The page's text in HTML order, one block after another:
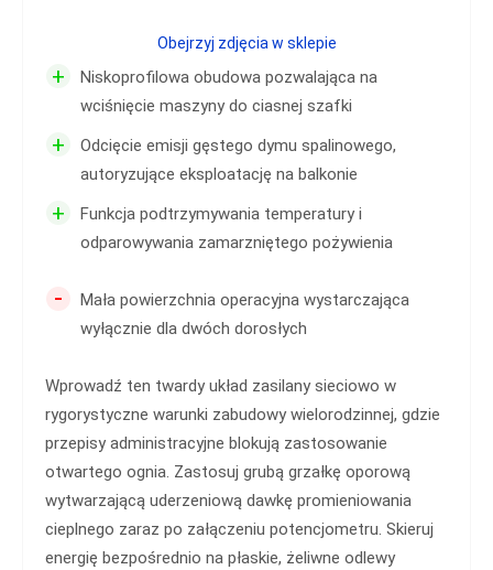
+
Niskoprofilowa obudowa pozwalająca na
wciśnięcie maszyny do ciasnej szafki
+
Odcięcie emisji gęstego dymu spalinowego,
autoryzujące eksploatację na balkonie
+
Funkcja podtrzymywania temperatury i
odparowywania zamarzniętego pożywienia
-
Mała powierzchnia operacyjna wystarczająca
wyłącznie dla dwóch dorosłych
Wprowadź ten twardy układ zasilany sieciowo w
rygorystyczne warunki zabudowy wielorodzinnej, gdzie
przepisy administracyjne blokują zastosowanie
otwartego ognia. Zastosuj grubą grzałkę oporową
wytwarzającą uderzeniową dawkę promieniowania
cieplnego zaraz po załączeniu potencjometru. Skieruj
energię bezpośrednio na płaskie, żeliwne odlewy
Obejrzyj zdjęcia w sklepie